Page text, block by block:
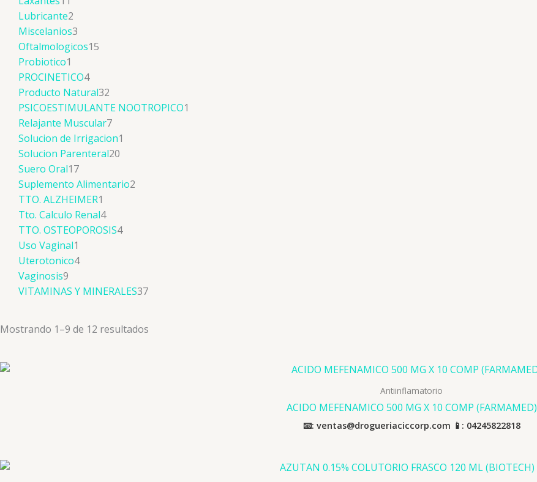
Lubricante2
Miscelanios3
Oftalmologicos15
Probiotico1
PROCINETICO4
Producto Natural32
PSICOESTIMULANTE NOOTROPICO1
Relajante Muscular7
Solucion de Irrigacion1
Solucion Parenteral20
Suero Oral17
Suplemento Alimentario2
TTO. ALZHEIMER1
Tto. Calculo Renal4
TTO. OSTEOPOROSIS4
Uso Vaginal1
Uterotonico4
Vaginosis9
VITAMINAS Y MINERALES37
Mostrando 1–9 de 12 resultados
Antiinflamatorio
ACIDO MEFENAMICO 500 MG X 10 COMP (FARMAMED)
📧: ventas@drogueriaciccorp.com 📱: 04245822818